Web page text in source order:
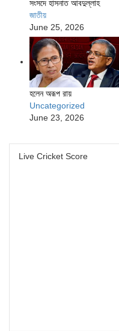
সংসদে হাসনাত আবদুল্লাহ
জাতীয়
June 25, 2026
হলেন অরূপ রায়
Uncategorized
June 23, 2026
Live Cricket Score